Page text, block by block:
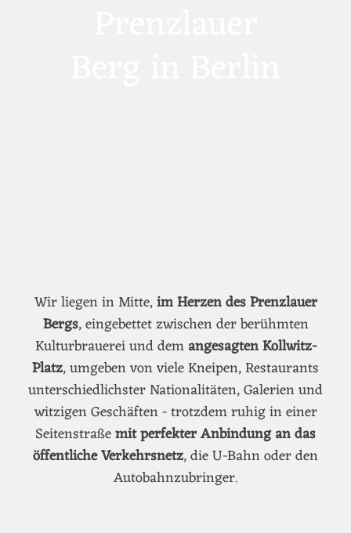
Wir liegen in Mitte,im Herzen des Prenzlauer
Bergs, eingebettet zwischen der berühmten
Kulturbrauerei und demangesagten Kollwitz-
Platz, umgeben von viele Kneipen, Restaurants
unterschiedlichster Nationalitäten, Galerien und
witzigen Geschäften - trotzdem ruhig in einer
Seitenstraßemit perfekter Anbindung an das
öffentliche Verkehrsnetz, die U-Bahn oder den
Autobahnzubringer.